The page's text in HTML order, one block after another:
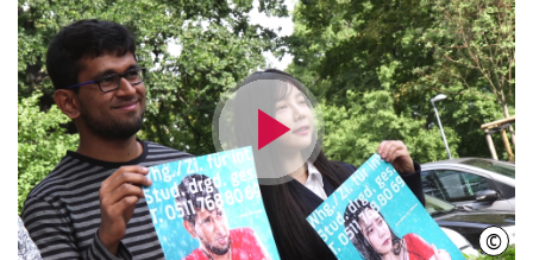
Video
abspielen
©